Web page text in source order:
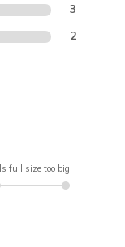
3
2
full size too big